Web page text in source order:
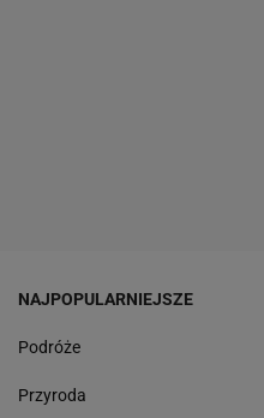
NAJPOPULARNIEJSZE
Podróże
Przyroda